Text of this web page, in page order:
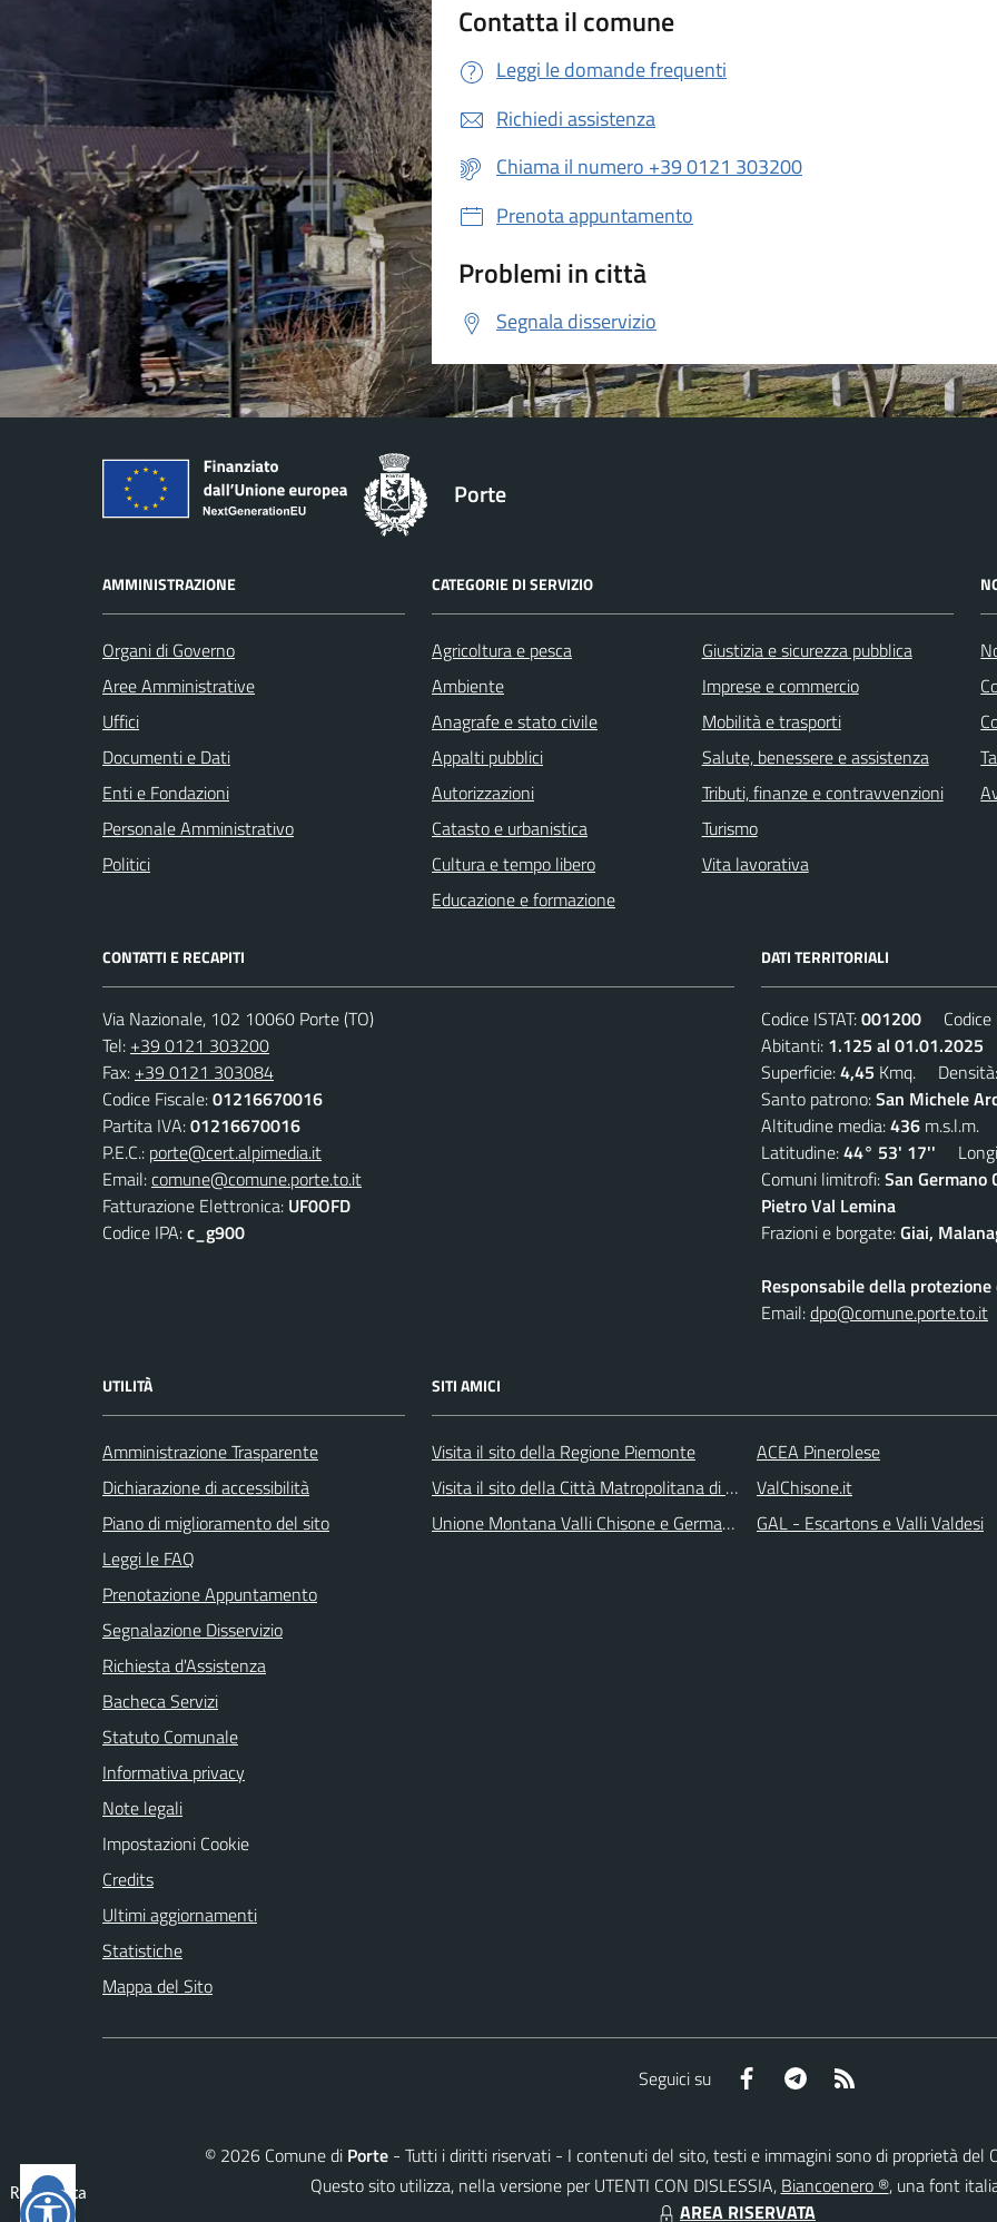
Contatta il comune
Leggi le domande frequenti
Richiedi assistenza
Chiama il numero +39 0121 303200
Prenota appuntamento
Problemi in città
Segnala disservizio
Porte
AMMINISTRAZIONE
Organi di Governo
Aree Amministrative
Uffici
Documenti e Dati
Enti e Fondazioni
Personale Amministrativo
Politici
CATEGORIE DI SERVIZIO
Agricoltura e pesca
Ambiente
Anagrafe e stato civile
Appalti pubblici
Autorizzazioni
Catasto e urbanistica
Cultura e tempo libero
Educazione e formazione
Giustizia e sicurezza pubblica
Imprese e commercio
Mobilità e trasporti
Salute, benessere e assistenza
Tributi, finanze e contravvenzioni
Turismo
Vita lavorativa
CONTATTI E RECAPITI
Via Nazionale, 102 10060 Porte (TO)
Tel: +39 0121 303200
Fax: +39 0121 303084
Codice Fiscale:01216670016
Partita IVA:01216670016
P.E.C.: porte@cert.alpimedia.it
Email:comune@comune.porte.to.it
Fatturazione Elettronica: UF0OFD
Codice IPA:c_g900
DATI TERRITORIALI
Codice ISTAT:001200 Codice
Abitanti: 1.125 al 01.01.2025
Superficie:4,45 Kmq. Densità:
Santo patrono:San Michele
Altitudine media:436 m.s.l.m.
Latitudine:44° 53' 17''
Comuni limitrofi:San Germano
Pietro Val Lemina
Frazioni e borgate:Giai,
Responsabile della protezione
Email:dpo@comune.porte.to.it
UTILITÀ
Amministrazione Trasparente
Dichiarazione di accessibilità
Piano di miglioramento del sito
Leggi le FAQ
Prenotazione Appuntamento
Segnalazione Disservizio
Richiesta d'Assistenza
Bacheca Servizi
Statuto Comunale
Informativa privacy
Note legali
Impostazioni Cookie
Credits
Ultimi aggiornamenti
Statistiche
Mappa del Sito
SITI AMICI
Visita il sito della Regione Piemonte
Visita il sito della Città Matropolitana di Torino
Unione Montana Valli Chisone e Germanasca
ACEA Pinerolese
ValChisone.it
GAL - Escartons e Valli Valdesi
Seguici su Facebook Telegram
© 2026Comune di Porte- Tutti i diritti riservati - I contenuti del sito, testi e immagini sono di proprietà del
Questo sito utilizza, nella versione per UTENTI CON DISLESSIA, Biancoenero ®, una font
AREA RISERVATA
Reimposta
tutto